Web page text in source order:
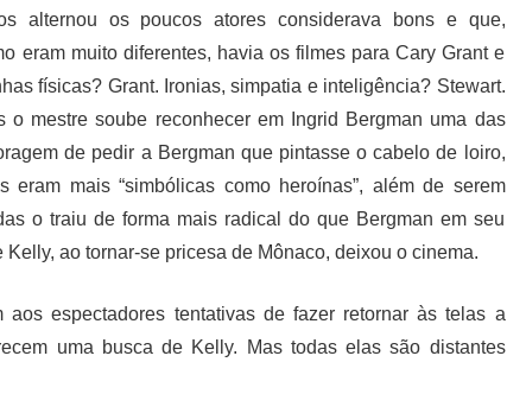
alternou os poucos atores considerava bons e que,
eram muito diferentes, havia os filmes para Cary Grant e
físicas? Grant. Ironias, simpatia e inteligência? Stewart.
o mestre soube reconhecer em Ingrid Bergman uma das
de pedir a Bergman que pintasse o cabelo de loiro,
mais “simbólicas como heroínas”, além de serem
o traiu de forma mais radical do que Bergman em seu
ao tornar-se pricesa de Mônaco, deixou o cinema.
aos espectadores tentativas de fazer retornar às telas a
uma busca de Kelly. Mas todas elas são distantes